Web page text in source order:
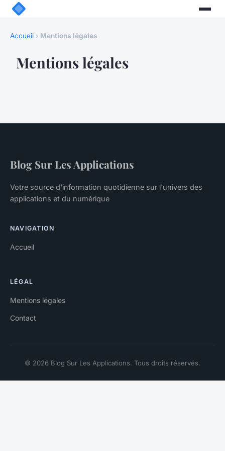
Accueil › Mentions légales
Mentions légales
Blog Sur Les Applications
Votre source d'information quotidienne sur l'univers des
applications et du numérique
NAVIGATION
Accueil
LÉGAL
Mentions légales
Contact
© 2026 Blog Sur Les Applications. Tous droits réservés.